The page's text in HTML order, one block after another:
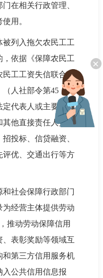
×
在相关行政管理、
用。
列入拖欠农民工工
依据《保障农民工
工工资失信联合惩
人社部令第45
定代表人或主要负责
其他直接责任人员在
投标、信贷融资、
评优、交通出行等方
社会保障行政部门
经营主体提供劳动
推动劳动保障信用
表彰奖励等领域互
和第三方信用服务机
公共信用信息报